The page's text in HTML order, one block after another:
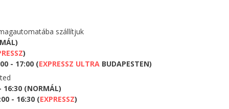
szállítjuk
)
- 17:00 (EXPRESSZ ULTRA BUDAPESTEN)
16:30 (NORMÁL)
- 16:30 (EXPRESSZ)